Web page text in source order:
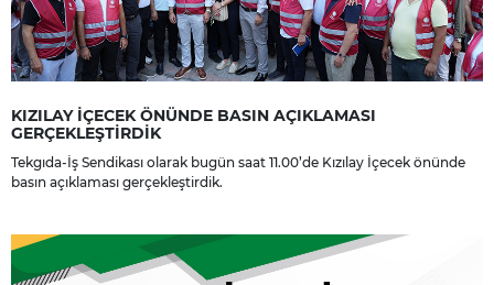
KIZILAY İÇECEK ÖNÜNDE BASIN AÇIKLAMASI
GERÇEKLEŞTİRDİK
Tekgıda-İş Sendikası olarak bugün saat 11.00’de Kızılay İçecek önünde
basın açıklaması gerçekleştirdik.